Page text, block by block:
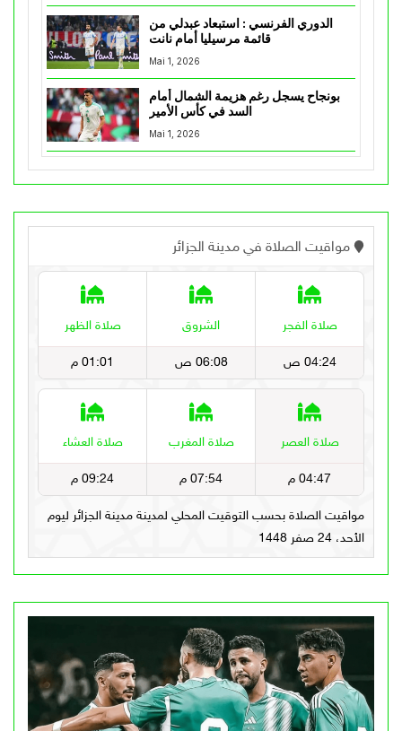
الدوري الفرنسي : استبعاد عبدلي من
قائمة مرسيليا أمام نانت
Mai 1, 2026
بونجاح يسجل رغم هزيمة الشمال أمام
السد في كأس الأمير
Mai 1, 2026